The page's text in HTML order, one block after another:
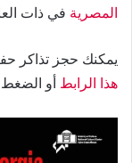
المصرية في ذات
يمكنك حجز تذاكر
هذا الرابط أو